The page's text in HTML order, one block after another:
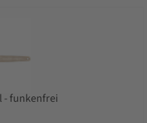
- funkenfrei